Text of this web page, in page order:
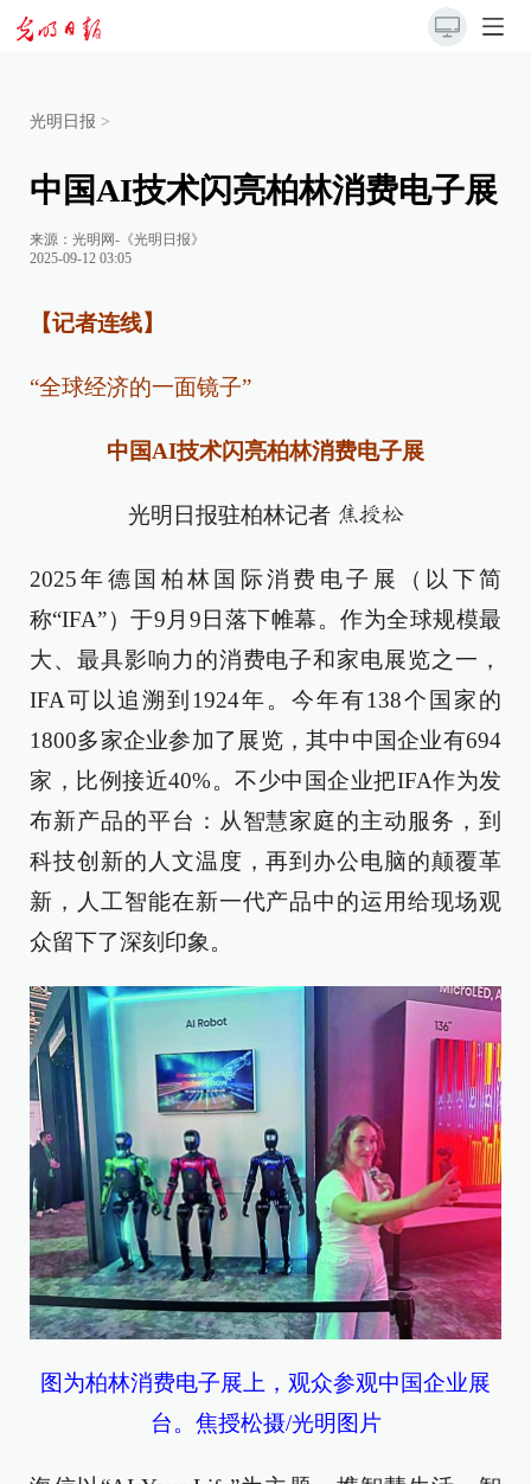
光明日报 >
中国AI技术闪亮柏林消费电子展
来源： 光明网-《光明日报》
2025-09-12 03:05
【记者连线】
“全球经济的一面镜子”
中国AI技术闪亮柏林消费电子展
光明日报驻柏林记者 焦授松
2025年德国柏林国际消费电子展（以下简
称“IFA”）于9月9日落下帷幕。作为全球规模最
大、最具影响力的消费电子和家电展览之一，
IFA可以追溯到1924年。今年有138个国家的
1800多家企业参加了展览，其中中国企业有694
家，比例接近40%。不少中国企业把IFA作为发
布新产品的平台：从智慧家庭的主动服务，到
科技创新的人文温度，再到办公电脑的颠覆革
新，人工智能在新一代产品中的运用给现场观
众留下了深刻印象。
图为柏林消费电子展上，观众参观中国企业展
台。焦授松摄/光明图片